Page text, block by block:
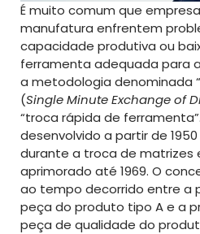
É muito comum que
manufatura enfrentem
capacidade produtiva ou
ferramenta adequada para
a metodologia denominada “
(Single Minute Exchange of
“troca rápida de
desenvolvido a partir de
durante a troca de matrizes
aprimorado até 1969. O
ao tempo decorrido entre a
peça do produto tipo A e a
peça de qualidade do